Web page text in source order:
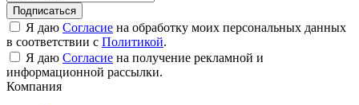
Подписаться
Я даю Согласие на обработку моих персональных данных
в соответствии с Политикой.
Я даю Согласие на получение рекламной и
информационной рассылки.
Компания